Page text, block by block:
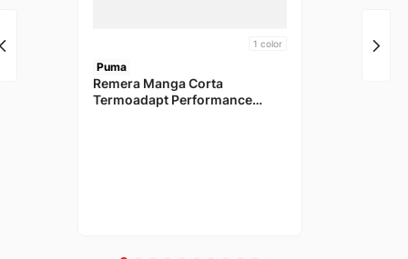
1 color
Puma
Remera Manga Corta
Termoadapt Performance